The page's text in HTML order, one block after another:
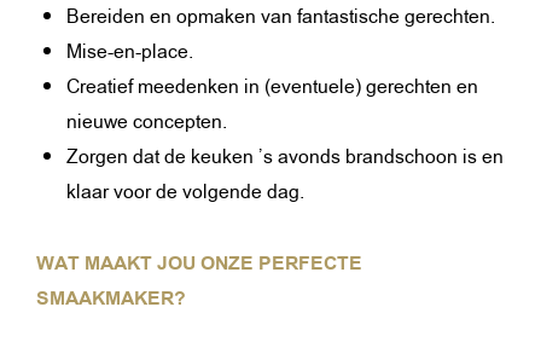
Bereiden en opmaken van fantastische gerechten.
Mise-en-place.
Creatief meedenken in (eventuele) gerechten en
nieuwe concepten.
Zorgen dat de keuken ’s avonds brandschoon is en
klaar voor de volgende dag.
WAT MAAKT JOU ONZE PERFECTE
SMAAKMAKER?